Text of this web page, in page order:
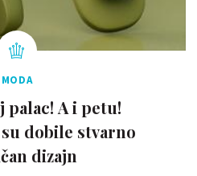
MODA
palac! A i petu!
dobile stvarno
dizajn